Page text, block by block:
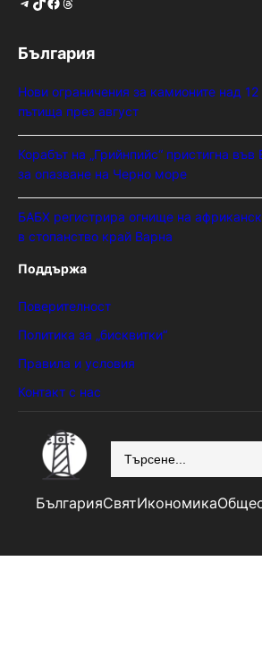
България
Нови ограничения за камионите над
пътища през август
Корабът на „Грийнпийс“ пристигна
за опазване на Черно море
БАБХ регистрира огнище на
в стопанство край Варна
Поддържа
Поверителност
Политика за „бисквитки“
Правила и условия
Контакт с нас
БългарияСвятИкономика